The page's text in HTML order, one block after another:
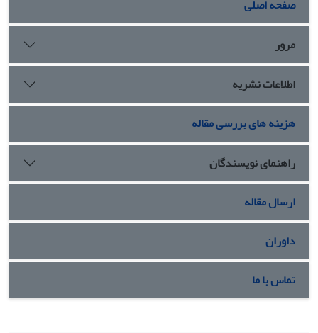
پرورش اصفهان تعداد 600 دانش‌آموز با اجرای پرسشنامه اضطراب
اجتماعی نوجوانان پاکلک (۲۰۰۴) مورد غربالگری قرار گرفتند که از
(۲۰ نفر) گمارده شدند. افراد گروه‌های آزمایشی به صورت موازی و
همزمان در جلسات درمانی فعال­سازی رفتاری و آرام‌سازی حالت
شرکت کردند؛ اما برای گروه کنترل، مداخله‌‌‌‌ای صورت نگرفت.
ابزار اندازه‌گیری شامل پرسشنامه‌های باورهای ترکیبی- فرم
کوتاه آپشه و دی- مئو (2012) و حل مسئله اجتماعی درزیلا و
همکاران (2002) بودند. جهت تجزیه و تحلیل داده‌ها از روش
آماری تحلیل واریانس اندازه‌گیری مکرر و آزمون تعقیبی بونفرونی
در نرم‌افزار SPSS-24 استفاده شد.
یافته‌ها:نتایج نشان داد، درمان فعال­سازی رفتاری بر حل مسئله
اجتماعی و درمان مبتنی بر آرام‌سازی حالت بر باورهای هسته‌ای
ضداجتماعی از روش درمانی دیگر برای نوجوانان پسر 15 تا 18
ساله با اضطراب اجتماعی اثربخشی نیرومندتری داشته است و
اثرات مداخلات در طول زمان ثابت باقی مانده است (01/0p<).
صفحه اصلی
مرور
اطلاعات نشریه
هزینه های بررسی مقاله
راهنمای نویسندگان
ارسال مقاله
داوران
تماس با ما